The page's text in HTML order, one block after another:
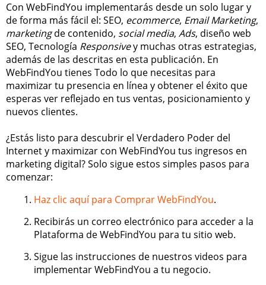
Con WebFindYou implementarás desde un solo lugar y
de forma más fácil el: SEO, ecommerce, Email Marketing,
marketingde contenido, social media, Ads, diseño web
SEO, Tecnología Responsivey muchas otras estrategias,
además de las descritas en esta publicación. En
WebFindYou tienes Todo lo que necesitas para
maximizar tu presencia en línea y obtener el éxito que
esperas ver reflejado en tus ventas, posicionamiento y
nuevos clientes.
¿Estás listo para descubrir el Verdadero Poder del
Internet y maximizar con WebFindYou tus ingresos en
marketing digital? Solo sigue estos simples pasos para
comenzar:
Haz clic aquí para Comprar WebFindYou.
Recibirás un correo electrónico para acceder a la
Plataforma de WebFindYou para tu sitio web.
Sigue las instrucciones de nuestros videos para
implementar WebFindYou a tu negocio.